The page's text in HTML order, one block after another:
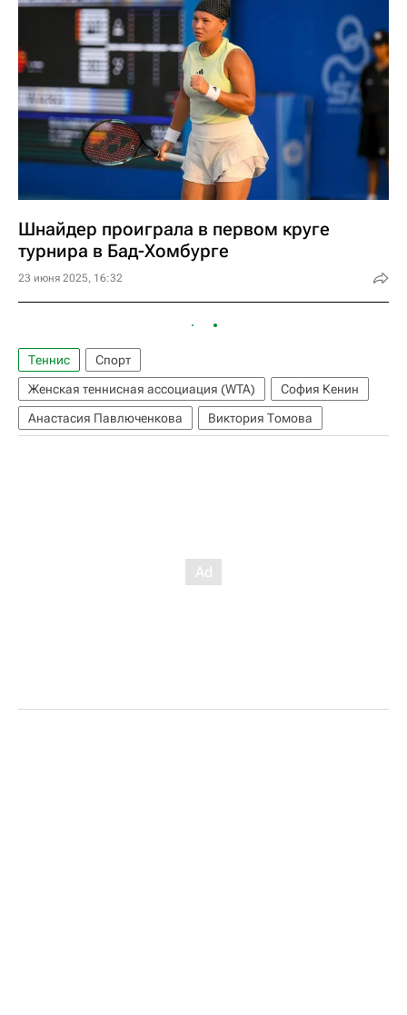
Шнайдер проиграла в первом круге
турнира в Бад-Хомбурге
23 июня 2025, 16:32
Теннис
Спорт
Женская теннисная ассоциация (WTA)
София Кенин
Анастасия Павлюченкова
Виктория Томова